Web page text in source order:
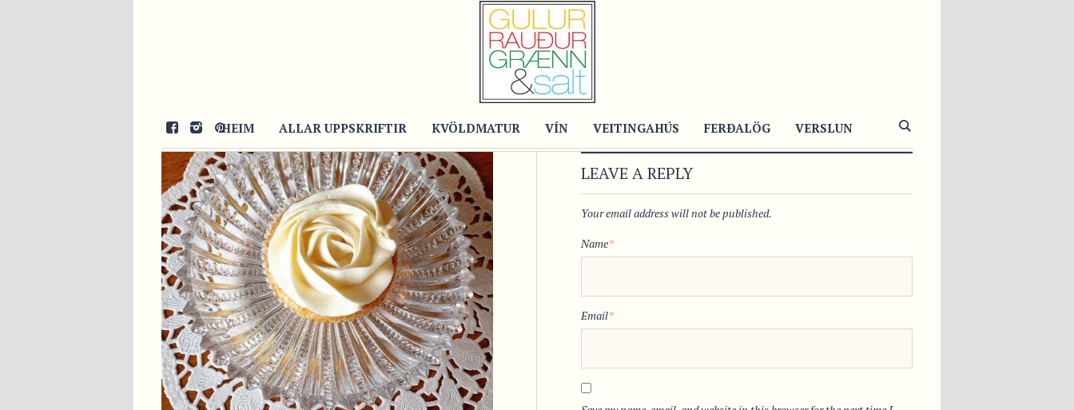
HEIM ALLAR UPPSKRIFTIR KVÖLDMATUR VÍN VEITINGAHÚS FERÐALÖG VERSLUN
LEAVE A REPLY
Your email address will not be published.
Name*
Email*